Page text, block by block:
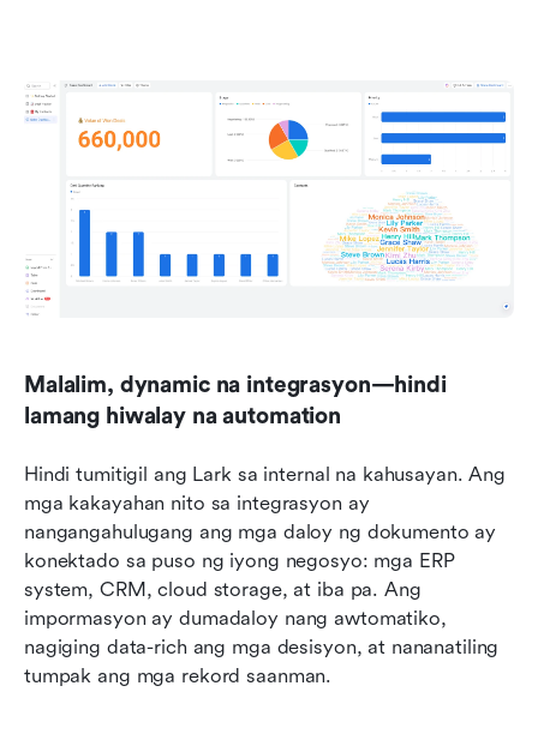
Malalim, dynamic na integrasyon—hindi
lamang hiwalay na automation
Hindi tumitigil ang Lark sa internal na kahusayan. Ang
mga kakayahan nito sa integrasyon ay
nangangahulugang ang mga daloy ng dokumento ay
konektado sa puso ng iyong negosyo: mga ERP
system, CRM, cloud storage, at iba pa. Ang
impormasyon ay dumadaloy nang awtomatiko,
nagiging data-rich ang mga desisyon, at nananatiling
tumpak ang mga rekord saanman.